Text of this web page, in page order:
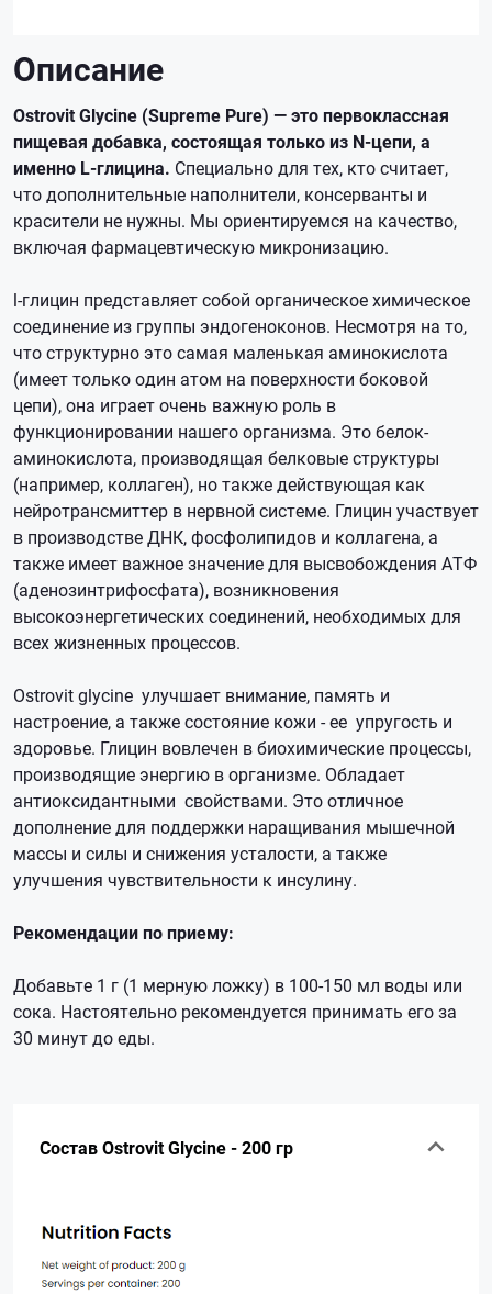
Описание
Ostrovit Glycine (Supreme Pure) — это первоклассная
пищевая добавка, состоящая только из N-цепи, а
именно L-глицина. Специально для тех, кто считает,
что дополнительные наполнители, консерванты и
красители не нужны. Мы ориентируемся на качество,
включая фармацевтическую микронизацию.
l-глицин представляет собой органическое химическое
соединение из группы эндогеноконов. Несмотря на то,
что структурно это самая маленькая аминокислота
(имеет только один атом на поверхности боковой
цепи), она играет очень важную роль в
функционировании нашего организма. Это белок-
аминокислота, производящая белковые структуры
(например, коллаген), но также действующая как
нейротрансмиттер в нервной системе. Глицин участвует
в производстве ДНК, фосфолипидов и коллагена, а
также имеет важное значение для высвобождения АТФ
(аденозинтрифосфата), возникновения
высокоэнергетических соединений, необходимых для
всех жизненных процессов.
Ostrovit glycine улучшает внимание, память и
настроение, а также состояние кожи - ее упругость и
здоровье. Глицин вовлечен в биохимические процессы,
производящие энергию в организме. Обладает
антиоксидантными свойствами. Это отличное
дополнение для поддержки наращивания мышечной
массы и силы и снижения усталости, а также
улучшения чувствительности к инсулину.
Рекомендации по приему:
Добавьте 1 г (1 мерную ложку) в 100-150 мл воды или
сока. Настоятельно рекомендуется принимать его за
30 минут до еды.
Состав Ostrovit Glycine - 200 гр